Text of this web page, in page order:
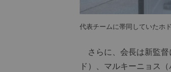
代表チームに帯同していたホ
さらに、会長は新監督
ド）、マルキーニョス